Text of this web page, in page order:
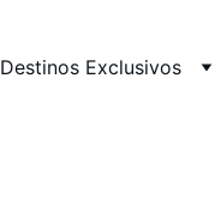
Destinos Exclusivos